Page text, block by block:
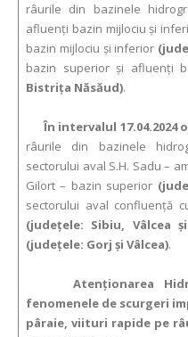
râurile din bazinele
afluenţi bazin mijlociu şi
bazin mijlociu şi inferior
bazin superior şi afluenţi
Bistriţa Năsăud).
În intervalul 17.04.2024
râurile din bazinele
sectorului aval S.H. Sadu –
Gilort – bazin superior
sectorului aval confluenţă
(judeţele: Sibiu, Vâlcea
(judeţele: Gorj şi Vâlcea).
Atenţionarea
fenomenele de scurgeri
pâraie, viituri rapide pe